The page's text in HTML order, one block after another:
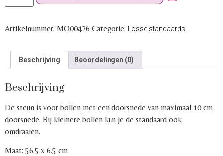
Artikelnummer: MO00426 Categorie: Losse standaards
Beschrijving Beoordelingen (0)
Beschrijving
De steun is voor bollen met een doorsnede van maximaal 10 cm
doorsnede. Bij kleinere bollen kun je de standaard ook
omdraaien.
Maat: 56.5 x 6.5 cm